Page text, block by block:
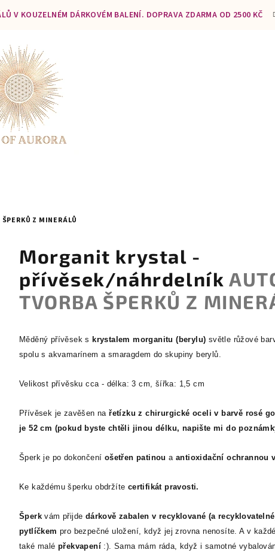
V KOUZELNÉM DÁRKOVÉM BALENÍ. DOPRAVA ZDARMA OD 2500 KČ
Z MINERÁLŮ
Morganit krystal -
přívěsek/náhrdelník
TVORBA ŠPERKŮ Z
Měděný přívěsek s krystalem morganitu (berylu) světle růžové
spolu s akvamarínem a smaragdem do skupiny berylů.
Velikost přívěsku cca - délka: 3 cm, šířka: 1,5 cm
Přívěsek je zavěšen nařetízku z chirurgické oceli v barvě rosé
je 52 cm (pokud byste chtěli jinou délku, napište mi do
Šperk je po dokončení ošetřen patinou aantioxidační ochrannou
Ke každému šperku obdržíte certifikát pravosti.
Šperk vám přijde dárkově zabalen v recyklované (a
pytlíčkem pro bezpečné uložení, když jej zrovna nenosíte. A v
také malé překvapení :). Sama mám ráda, když i samotné